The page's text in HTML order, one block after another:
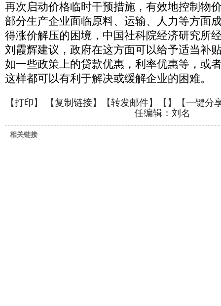
再次启动价格临时干预措施，有效地控制物
部分生产企业面临原料、运输、人力等方面
得涨价解压的困境，中国社科院经济研究所
刘霞辉建议，政府在这方面可以给予适当补
如一些政策上的贷款优惠，利率优惠等，或
这样都可以有利于解决或缓解企业的困难。
【打印】 【复制链接】【转发邮件】【 】
【一键分
任编辑：刘名
相关链接